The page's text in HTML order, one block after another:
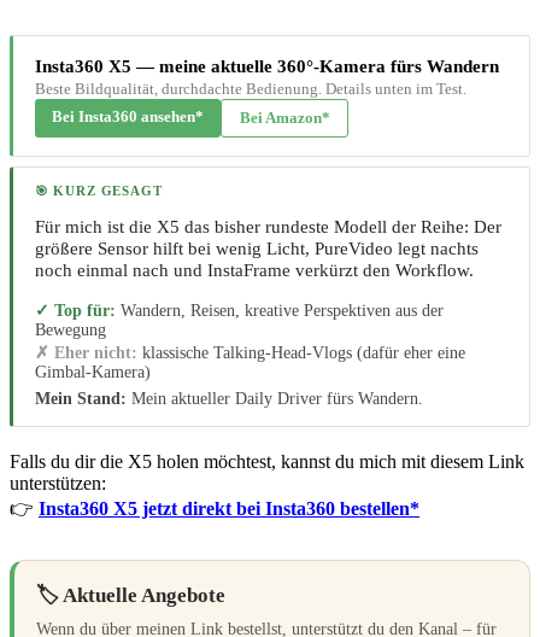
Insta360 X5 — meine aktuelle 360°-Kamera fürs Wandern
Beste Bildqualität, durchdachte Bedienung. Details unten im Test.
Bei Insta360 ansehen*
Bei Amazon*
🎯 KURZ GESAGT
Für mich ist die X5 das bisher rundeste Modell der Reihe: Der
größere Sensor hilft bei wenig Licht, PureVideo legt nachts
noch einmal nach und InstaFrame verkürzt den Workflow.
✓ Top für: Wandern, Reisen, kreative Perspektiven aus der
Bewegung
✗ Eher nicht: klassische Talking-Head-Vlogs (dafür eher eine
Gimbal-Kamera)
Mein Stand: Mein aktueller Daily Driver fürs Wandern.
Falls du dir die X5 holen möchtest, kannst du mich mit diesem Link
unterstützen:
👉 Insta360 X5 jetzt direkt bei Insta360 bestellen*
🏷️ Aktuelle Angebote
Wenn du über meinen Link bestellst, unterstützt du den Kanal – für